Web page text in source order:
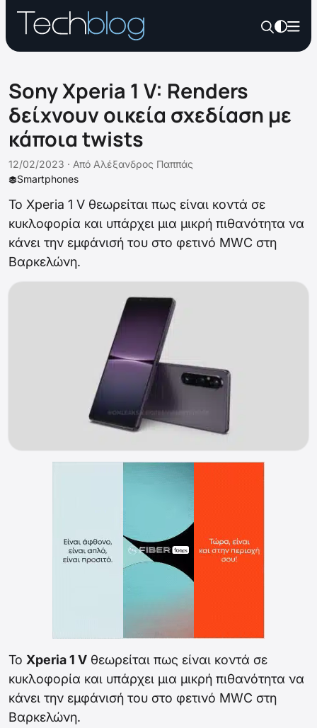
Sony Xperia 1 V: Renders
δείχνουν οικεία σχεδίαση με
κάποια twists
Smartphones
12/02/2023 · Από Αλέξανδρος Παππάς
Το Xperia 1 V θεωρείται πως είναι κοντά σε
κυκλοφορία και υπάρχει μια μικρή πιθανότητα να
κάνει την εμφάνισή του στο φετινό MWC στη
Βαρκελώνη.
Το Xperia 1 V θεωρείται πως είναι κοντά σε
κυκλοφορία και υπάρχει μια μικρή πιθανότητα να
κάνει την εμφάνισή του στο φετινό MWC στη
Βαρκελώνη.